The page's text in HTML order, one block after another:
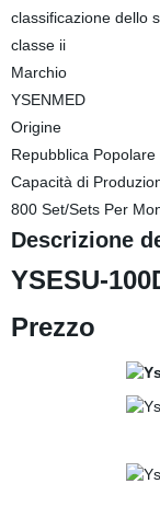
classificazione dello
classe ii
Marchio
YSENMED
Origine
Repubblica Popolare
Capacità di
800 Set/Sets Per
Descrizione
YSESU-
Prezzo